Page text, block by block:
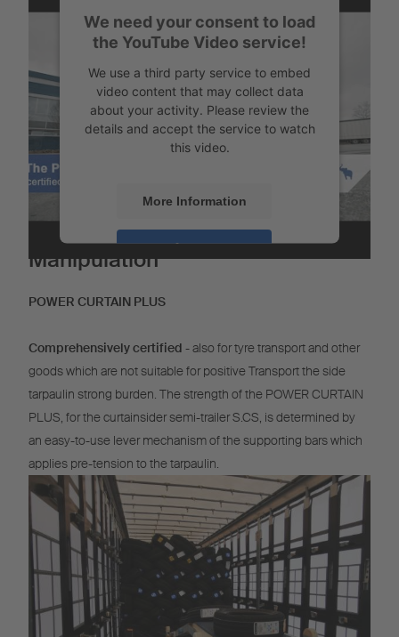
We need your consent to load
the YouTube Video service!
We use a third party service to embed
video content that may collect data
about your activity. Please review the
details and accept the service to watch
this video.
More Information
Accept
Management
Manipulation
POWER CURTAIN PLUS
Comprehensively certified - also for tyre transport and other
goods which are not suitable for positive Transport the side
tarpaulin strong burden. The strength of the POWER CURTAIN
PLUS, for the curtainsider semi-trailer S.CS, is determined by
an easy-to-use lever mechanism of the supporting bars which
applies pre-tension to the tarpaulin.